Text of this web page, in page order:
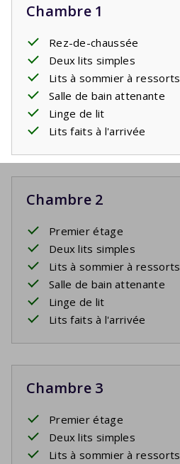
Chambre 1
Rez-de-chaussée
Deux lits simples
Lits à sommier à ressorts
Salle de bain attenante
Linge de lit
Lits faits à l'arrivée
Chambre 2
Premier étage
Deux lits simples
Lits à sommier à ressorts
Salle de bain attenante
Linge de lit
Lits faits à l'arrivée
Chambre 3
Premier étage
Deux lits simples
Lits à sommier à ressorts